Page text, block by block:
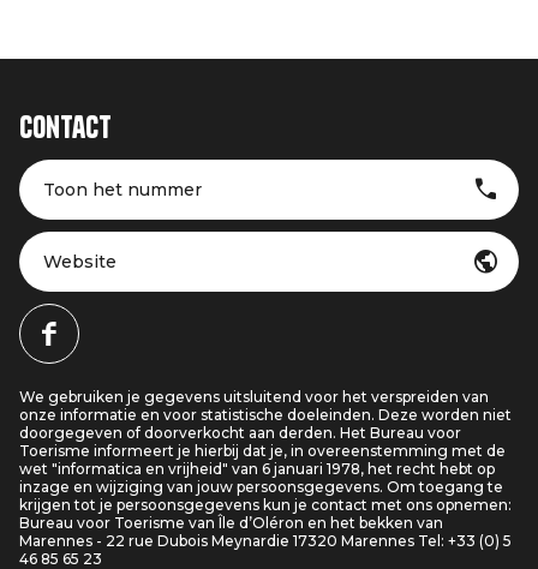
Contact
Toon het nummer
Website
We gebruiken je gegevens uitsluitend voor het verspreiden van
onze informatie en voor statistische doeleinden. Deze worden niet
doorgegeven of doorverkocht aan derden. Het Bureau voor
Toerisme informeert je hierbij dat je, in overeenstemming met de
wet "informatica en vrijheid" van 6 januari 1978, het recht hebt op
inzage en wijziging van jouw persoonsgegevens. Om toegang te
krijgen tot je persoonsgegevens kun je contact met ons opnemen:
Bureau voor Toerisme van Île d’Oléron en het bekken van
Marennes - 22 rue Dubois Meynardie 17320 Marennes Tel: +33 (0) 5
46 85 65 23